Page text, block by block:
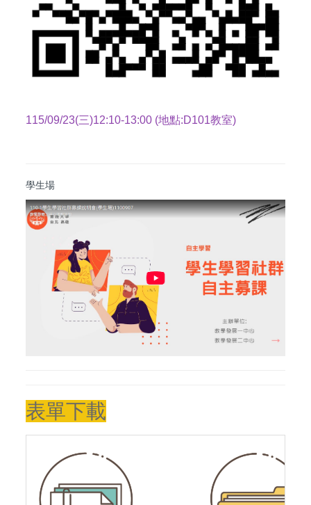
115/09/23(三)12:10-13:00 (地點:D101教室)
學生場
表單下載